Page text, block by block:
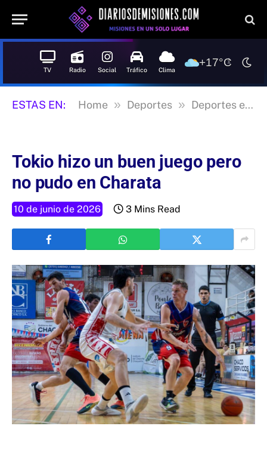
TV Radio Social Tráfico Clima
+17°C
ESTAS EN: Home » Deportes » Deportes en Misiones
Tokio hizo un buen juego pero
no pudo en Charata
10 de junio de 2026 3 Mins Read